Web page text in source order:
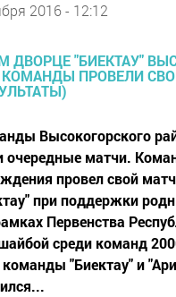
2016 - 12:12
Высокогорского
очередные матчи.
провел свой
при поддержки
Первенства
среди команд
команды "Биектау" и